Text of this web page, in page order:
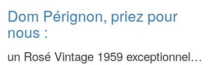
Dom Pérignon, priez pour
nous :
un Rosé Vintage 1959 exceptionnel…